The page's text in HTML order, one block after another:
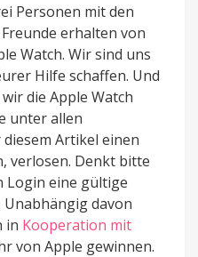
Personen mit den
erhalten von
Watch. Wir sind uns
Hilfe schaffen. Und
die Apple Watch
unter allen
Artikel einen
verlosen. Denkt bitte
Login eine gültige
Unabhängig davon
in Kooperation mit
von Apple gewinnen.